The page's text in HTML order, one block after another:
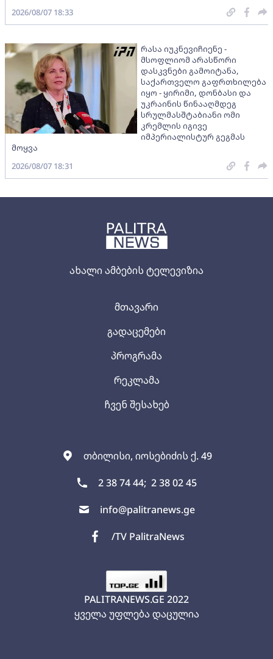
ახალი ამბების ტელევიზია
თბილისი, იოსებიძის ქ. 49
2 38 74 44; 2 38 02 45
info@palitranews.ge
/TV PalitraNews
მთავარი
გადაცემები
პროგრამა
რეკლამა
ჩვენ შესახებ
PALITRANEWS.GE 2022
ყველა უფლება დაცულია
2026/08/07 18:33
რასა იუკნევიჩიენე -
მსოფლიომ არასწორი
დასკვნები გამოიტანა,
საქართველო გაფრთხილება
იყო - ყირიმი, დონბასი და
უკრაინის წინააღმდეგ
სრულმასშტაბიანი ომი
კრემლის იგივე
იმპერიალისტურ გეგმას
მოყვა
2026/08/07 18:31